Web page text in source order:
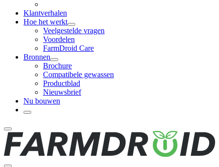
Klantverhalen
Hoe het werkt
Veelgestelde vragen
Voordelen
FarmDroid Care
Bronnen
Brochure
Compatibele gewassen
Productblad
Nieuwsbrief
Nu bouwen